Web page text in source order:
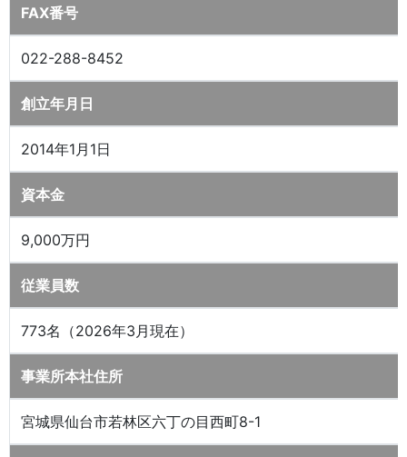
FAX番号
022-288-8452
創立年月日
2014年1月1日
資本金
9,000万円
従業員数
773名（2026年3月現在）
事業所本社住所
宮城県仙台市若林区六丁の目西町8-1